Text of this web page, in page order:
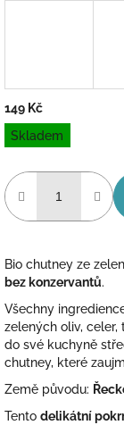
149 Kč
Měrná
cena:
Skladem
Bio chutney ze
bez konzervantů.
Všechny
zelených oliv, celer,
do své kuchyně
chutney, které
Země původu:
Tento delikátní